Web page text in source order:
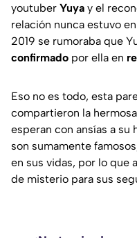
youtuber Yuya y el
relación nunca estuvo
2019 se rumoraba que
confirmado por ella en
Eso no es todo, esta
compartieron la
esperan con ansías a su
son sumamente
en sus vidas, por lo que
de misterio para sus